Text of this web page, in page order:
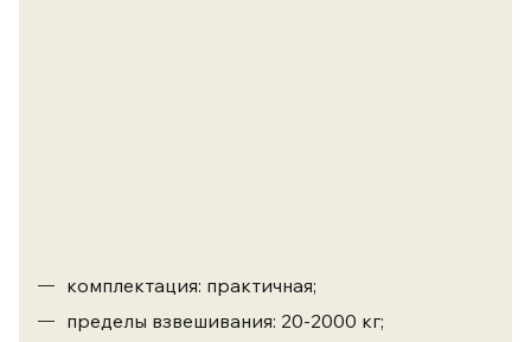
комплектация: практичная;
пределы взвешивания: 20-2000 кг;